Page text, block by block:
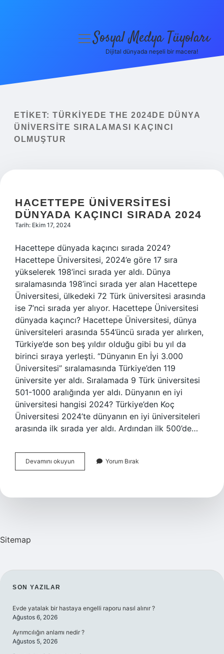
Yasal Uyarı
Hakkımızda
menüyüSosyal Medya Tüyoları
Dijital dünyada neşeli bir macera!
ETIKET: TÜRKIYEDE THE 2024DE DÜNYA
ÜNIVERSITE SIRALAMASI KAÇINCI
OLMUŞTUR
HACETTEPE ÜNIVERSITESI
DÜNYADA KAÇINCI SIRADA 2024
Tarih: Ekim 17, 2024
Hacettepe dünyada kaçıncı sırada 2024?
Hacettepe Üniversitesi, 2024’e göre 17 sıra
yükselerek 198’inci sırada yer aldı. Dünya
sıralamasında 198’inci sırada yer alan Hacettepe
Üniversitesi, ülkedeki 72 Türk üniversitesi arasında
ise 7’nci sırada yer alıyor. Hacettepe Üniversitesi
dünyada kaçıncı? Hacettepe Üniversitesi, dünya
üniversiteleri arasında 554’üncü sırada yer alırken,
Türkiye’de son beş yıldır olduğu gibi bu yıl da
birinci sıraya yerleşti. “Dünyanın En İyi 3.000
Üniversitesi” sıralamasında Türkiye’den 119
üniversite yer aldı. Sıralamada 9 Türk üniversitesi
501-1000 aralığında yer aldı. Dünyanın en iyi
üniversitesi hangisi 2024? Türkiye’den Koç
Üniversitesi 2024’te dünyanın en iyi üniversiteleri
arasında ilk sırada yer aldı. Ardından ilk 500’de…
Devamını okuyun Hacettepe
Üniversitesi
Sırada
Yorum Bırak
Sitemap
SIDEBAR
SON YAZILAR
Evde yatalak bir hastaya engelli raporu nasıl alınır ?
Ağustos 6, 2026
Ayrımcılığın anlamı nedir ?
Ağustos 5, 2026